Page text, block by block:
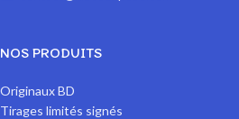
NOS PRODUITS
Originaux BD
Tirages limités signés